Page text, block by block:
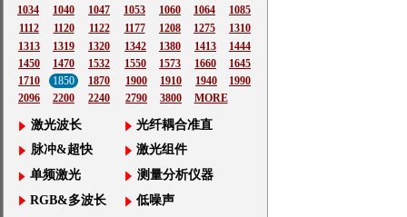
1034
1040 1047 1053 1060 1064
1085
1275
1208
1177
1122
1120
1112
1310
1413
1380 1444
1342
1320
1319
1313
1660
1645
1573
1550
1532
1470
1450
1940
1910
1900
1870
1850
1710
2790
2200 3800
2096
1990
MORE
单频激光
光纤耦合准直
激光波长
脉冲&超快
RGB&多波长
激光组件
测量分析仪器
低噪声
2240